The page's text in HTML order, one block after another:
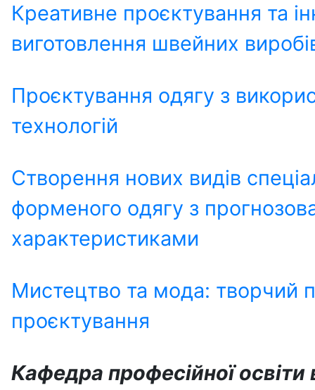
Креативне проєктування та
виготовлення швейних
Проєктування одягу з
технологій
Створення нових видів
форменого одягу з
характеристиками
Мистецтво та мода: творчий
проєктування
Кафедра професійної освіти